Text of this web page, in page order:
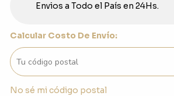
Envios a Todo el País en 24Hs.
Calcular Costo De Envío:
No sé mi código postal